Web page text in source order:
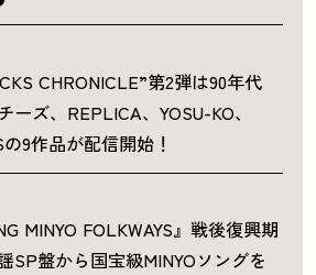
CHRONICLE”第2弾は90年代
ズ、REPLICA、YOSU-KO、
9作品が配信開始！
MINYO FOLKWAYS』戦後復興期
SP盤から国宝級MINYOソングを